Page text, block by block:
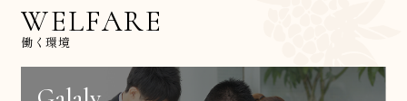
WELFARE
働く環境